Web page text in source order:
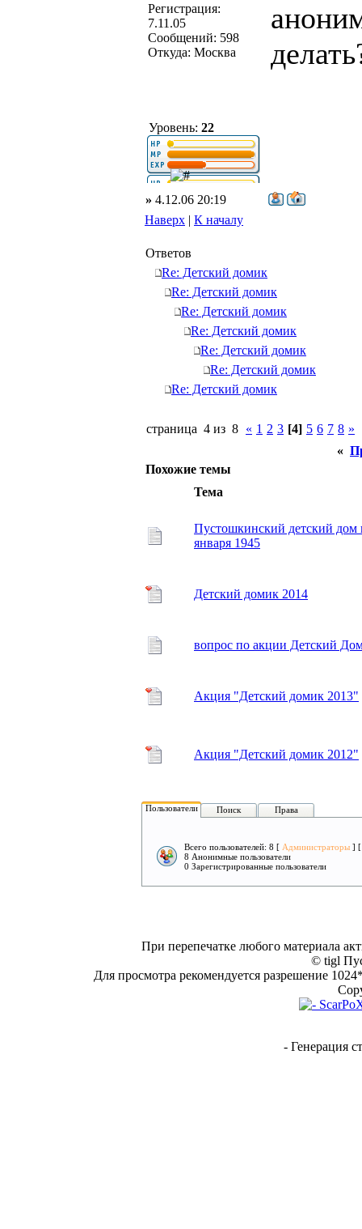
Регистрация:
7.11.05
Сообщений: 598
Откуда: Москва
Уровень: 22
» 4.12.06 20:19
Наверх | К началу
Ответов
Re: Детский домик
Re: Детский домик
Re: Детский домик
Re: Детский домик
Re: Детский домик
Re: Детский домик
Re: Детский домик
страница 4 из 8 « 1 2 3 [4] 5 6 7 8 »
«
Похожие темы
Тема
Пустошкинский детский дом
января 1945
Детский домик 2014
вопрос по акции Детский
Акция "Детский домик 2013"
Акция "Детский домик 2012"
Пользователи Поиск Права
Всего пользователей: 8 [ Администраторы ]
8 Анонимные пользователи
0 Зарегистрированные пользователи
При перепечатке любого материала
© tigl
Для просмотра рекомендуется разрешение
- Генерация